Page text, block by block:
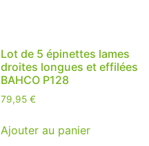
Lot de 5 épinettes lames
droites longues et effilées
BAHCO P128
79,95 €
Ajouter au panier